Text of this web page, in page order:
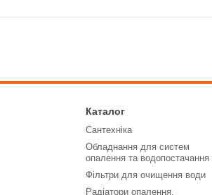
Каталог
Сантехніка
Обладнання для систем
опалення та водопостачання
Фільтри для очищення води
Радіатори опалення,